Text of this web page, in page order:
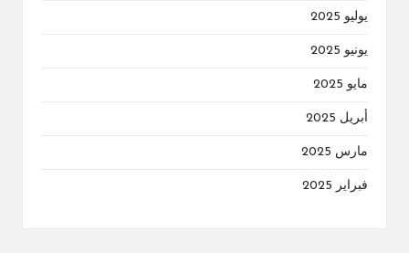
يوليو 2025
يونيو 2025
مايو 2025
أبريل 2025
مارس 2025
فبراير 2025